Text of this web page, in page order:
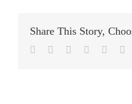
Share This Story,
Facebook
TwitterLinkedIn
Reddit